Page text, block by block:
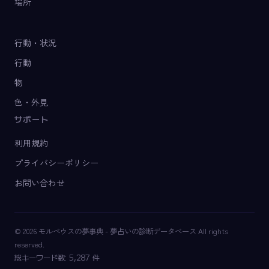
行動・状況
行動
物
色・外見
サポート
利用規約
プライバシーポリシー
お問い合わせ
© 2026 モルペウスの夢事典 - 夢占いの診断データベース All rights
reserved.
総キーワード数: 5,287 件